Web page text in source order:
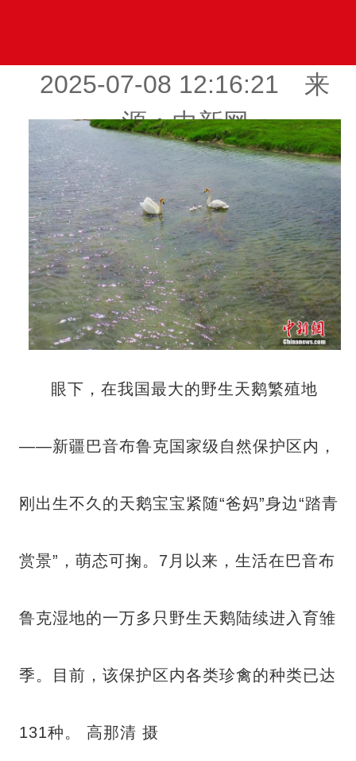
2025-07-08 12:16:21 来
源：中新网
眼下，在我国最大的野生天鹅繁殖地
——新疆巴音布鲁克国家级自然保护区内，
刚出生不久的天鹅宝宝紧随“爸妈”身边“踏青
赏景”，萌态可掬。7月以来，生活在巴音布
鲁克湿地的一万多只野生天鹅陆续进入育雏
季。目前，该保护区内各类珍禽的种类已达
131种。 高那清 摄